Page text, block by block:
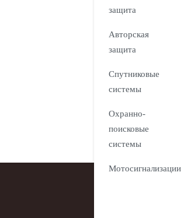
защита
Авторская
защита
Спутниковые
системы
Охранно-
поисковые
системы
Мотосигнализации